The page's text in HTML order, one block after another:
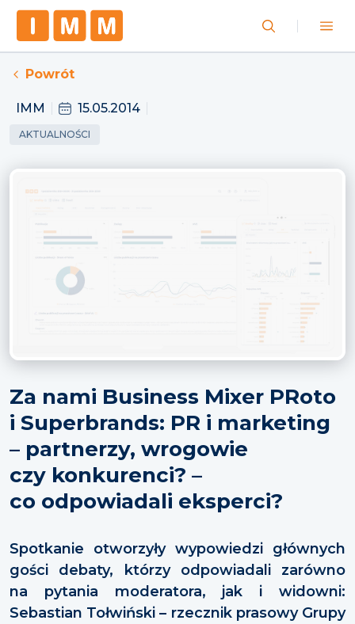
Powrót
IMM 15.05.2014
AKTUALNOŚCI
Za nami Business Mixer PRoto
i Superbrands: PR i marketing
– partnerzy, wrogowie
czy konkurenci? –
co odpowiadali eksperci?
Spotkanie otworzyły wypowiedzi głównych
gości debaty, którzy odpowiadali zarówno
na pytania moderatora, jak i widowni:
Sebastian Tołwiński – rzecznik prasowy Grupy